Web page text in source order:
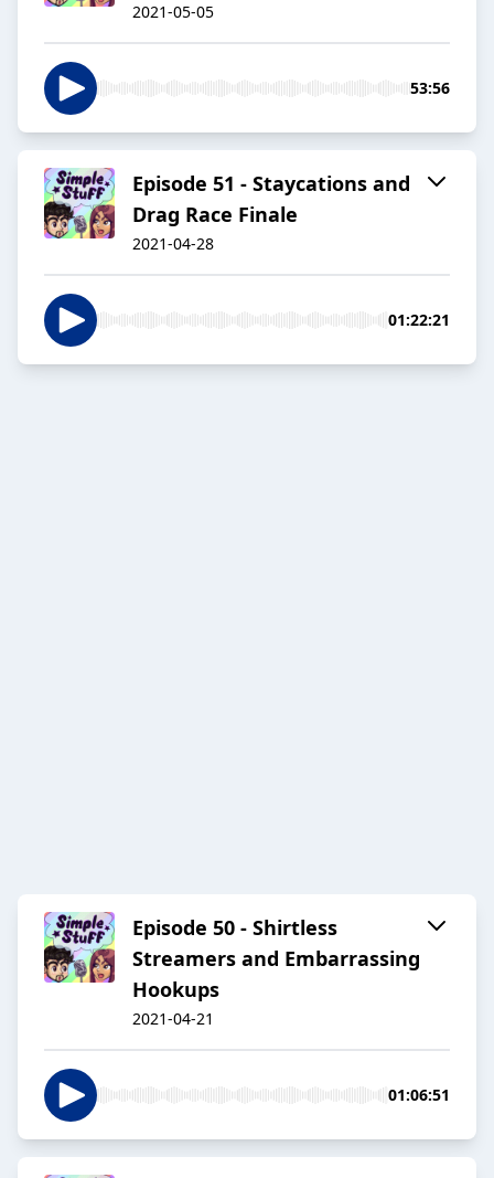
2021-05-05
53:56
Episode 51 - Staycations and
Drag Race Finale
2021-04-28
01:22:21
Episode 50 - Shirtless
Streamers and Embarrassing
Hookups
2021-04-21
01:06:51